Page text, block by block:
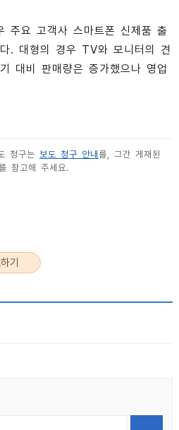
주요 고객사 스마트폰 신제품 출
. 대형의 경우 TV와 모니터의 견
대비 판매량은 증가했으나 영업
청구는 보도 청구 안내를, 그간 게재된
참고해 주세요.
기